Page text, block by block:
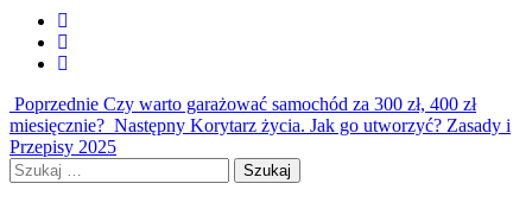
Poprzednie Czy warto garażować samochód za 300 zł, 400 zł
miesięcznie? Następny Korytarz życia. Jak go utworzyć? Zasady i
Przepisy 2025
Szukaj: